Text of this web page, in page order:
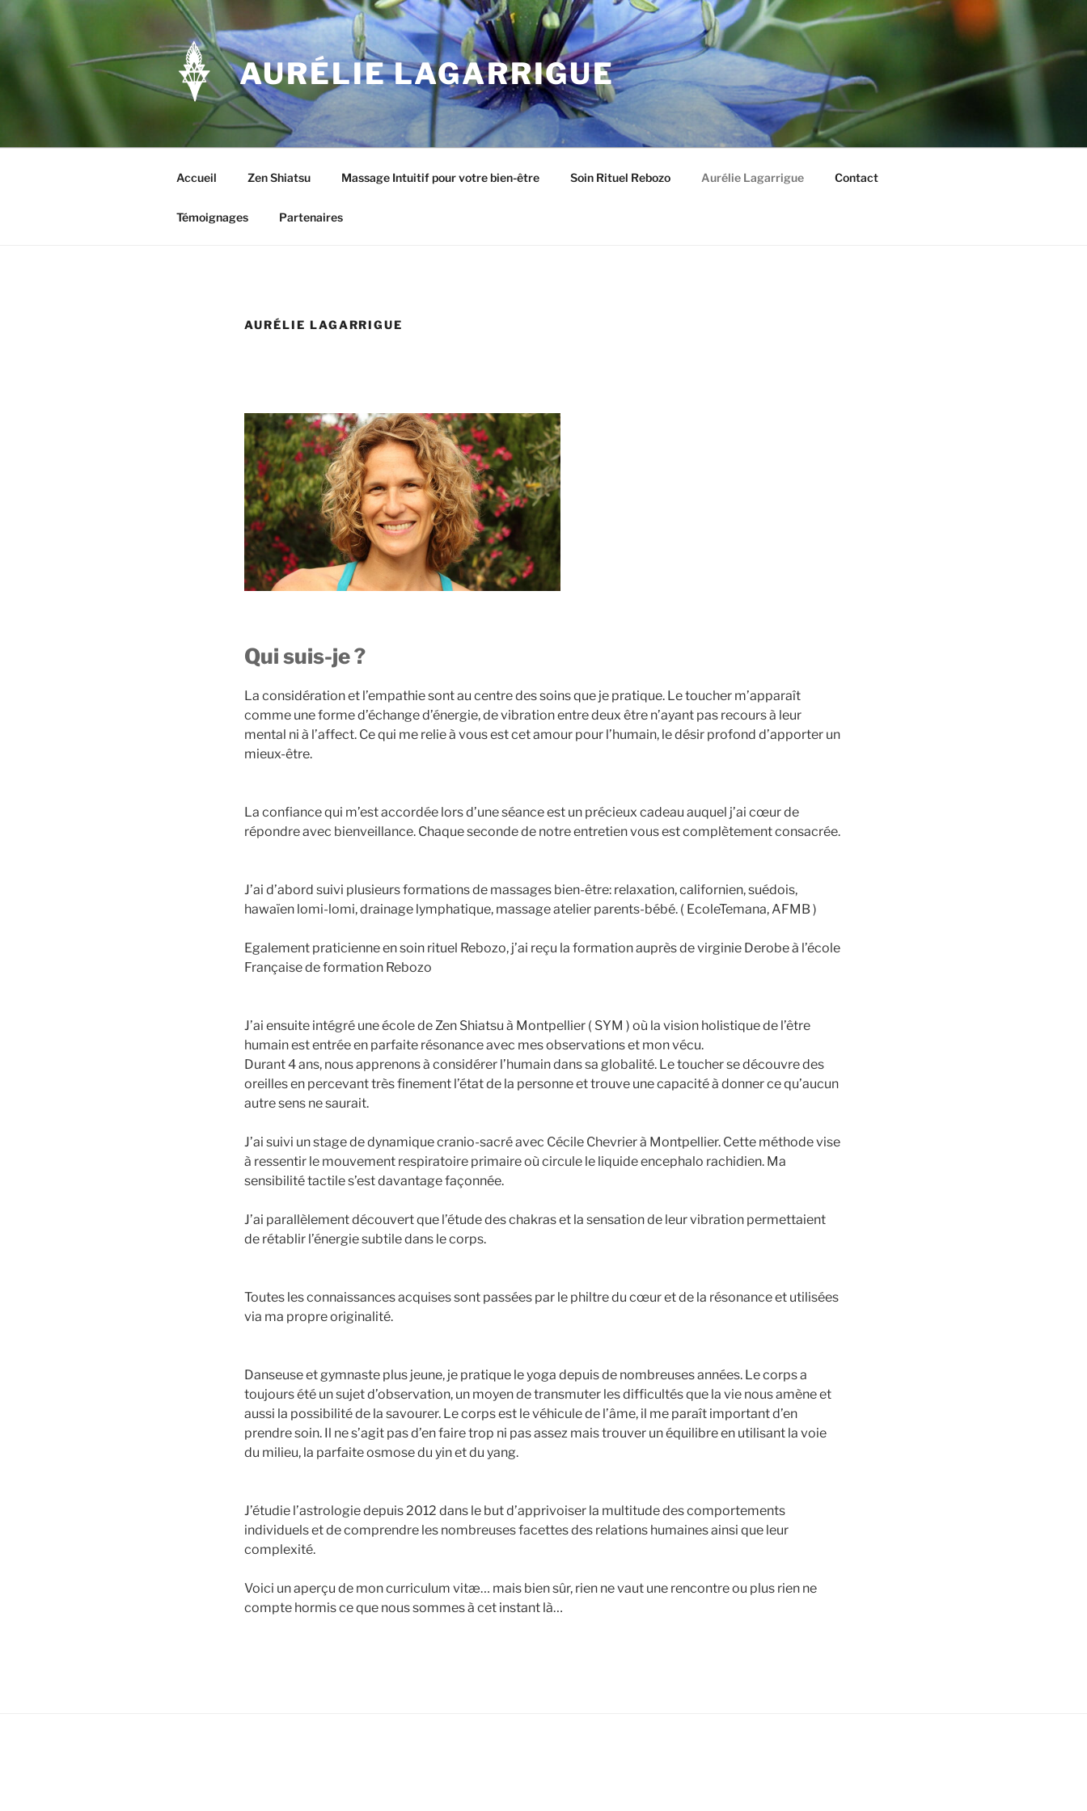
Aller
AURÉLIE LAGARRIGUE
Accueil Zen Shiatsu Massage Intuitif pour votre bien-être Soin Rituel Rebozo Aurélie Lagarrigue Contact
Témoignages Partenaires
AURÉLIE LAGARRIGUE
Qui suis-je ?
La considération et l’empathie sont au centre des soins que je pratique. Le toucher m’apparaît
comme une forme d’échange d’énergie, de vibration entre deux être n’ayant pas recours à leur
mental ni à l’affect. Ce qui me relie à vous est cet amour pour l’humain, le désir profond d’apporter un
mieux-être.
La confiance qui m’est accordée lors d’une séance est un précieux cadeau auquel j’ai cœur de
répondre avec bienveillance. Chaque seconde de notre entretien vous est complètement consacrée.
J’ai d’abord suivi plusieurs formations de massages bien-être: relaxation, californien, suédois,
hawaïen lomi-lomi, drainage lymphatique, massage atelier parents-bébé. ( EcoleTemana, AFMB )
Egalement praticienne en soin rituel Rebozo, j’ai reçu la formation auprès de virginie Derobe à l’école
Française de formation Rebozo
J’ai ensuite intégré une école de Zen Shiatsu à Montpellier ( SYM ) où la vision holistique de l’être
humain est entrée en parfaite résonance avec mes observations et mon vécu.
Durant 4 ans, nous apprenons à considérer l’humain dans sa globalité. Le toucher se découvre des
oreilles en percevant très finement l’état de la personne et trouve une capacité à donner ce qu’aucun
autre sens ne saurait.
J’ai suivi un stage de dynamique cranio-sacré avec Cécile Chevrier à Montpellier. Cette méthode vise
à ressentir le mouvement respiratoire primaire où circule le liquide encephalo rachidien. Ma
sensibilité tactile s’est davantage façonnée.
J’ai parallèlement découvert que l’étude des chakras et la sensation de leur vibration permettaient
de rétablir l’énergie subtile dans le corps.
Toutes les connaissances acquises sont passées par le philtre du cœur et de la résonance et utilisées
via ma propre originalité.
Danseuse et gymnaste plus jeune, je pratique le yoga depuis de nombreuses années. Le corps a
toujours été un sujet d’observation, un moyen de transmuter les difficultés que la vie nous amène et
aussi la possibilité de la savourer. Le corps est le véhicule de l’âme, il me paraît important d’en
prendre soin. Il ne s’agit pas d’en faire trop ni pas assez mais trouver un équilibre en utilisant la voie
du milieu, la parfaite osmose du yin et du yang.
J’étudie l’astrologie depuis 2012 dans le but d’apprivoiser la multitude des comportements
individuels et de comprendre les nombreuses facettes des relations humaines ainsi que leur
complexité.
Voici un aperçu de mon curriculum vitæ… mais bien sûr, rien ne vaut une rencontre ou plus rien ne
compte hormis ce que nous sommes à cet instant là…